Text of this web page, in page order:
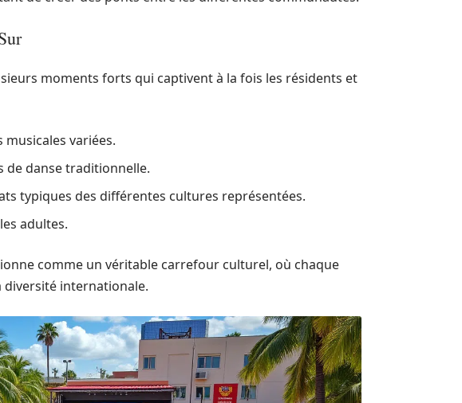
moments forts qui captivent à la fois les résidents et
variées.
de danse traditionnelle.
typiques des différentes cultures représentées.
adultes.
comme un véritable carrefour culturel, où chaque
diversité internationale.